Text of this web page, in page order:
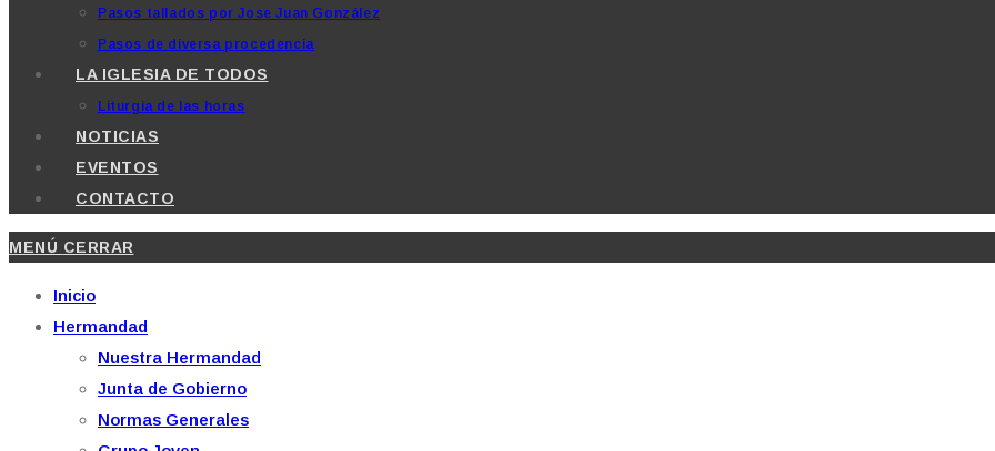
Pasos tallados por Jose Juan González
Pasos de diversa procedencia
LA IGLESIA DE TODOS
Liturgia de las horas
NOTICIAS
EVENTOS
CONTACTO
MENÚ CERRAR
Inicio
Hermandad
Nuestra Hermandad
Junta de Gobierno
Normas Generales